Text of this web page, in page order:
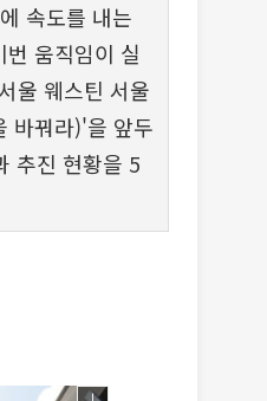
속도를 내는
움직임이 실
울 웨스틴 서울
바꿔라)'을 앞두
추진 현황을 5